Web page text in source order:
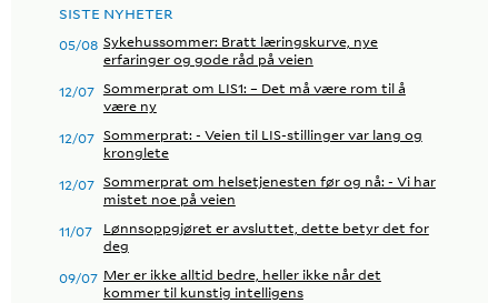
SISTE NYHETER
05/08 Sykehussommer: Bratt læringskurve, nye
erfaringer og gode råd på veien
12/07 Sommerprat om LIS1: – Det må være rom til å
være ny
12/07 Sommerprat: - Veien til LIS-stillinger var lang og
kronglete
12/07 Sommerprat om helsetjenesten før og nå: - Vi har
mistet noe på veien
11/07
Lønnsoppgjøret er avsluttet, dette betyr det for
deg
09/07 Mer er ikke alltid bedre, heller ikke når det
kommer til kunstig intelligens